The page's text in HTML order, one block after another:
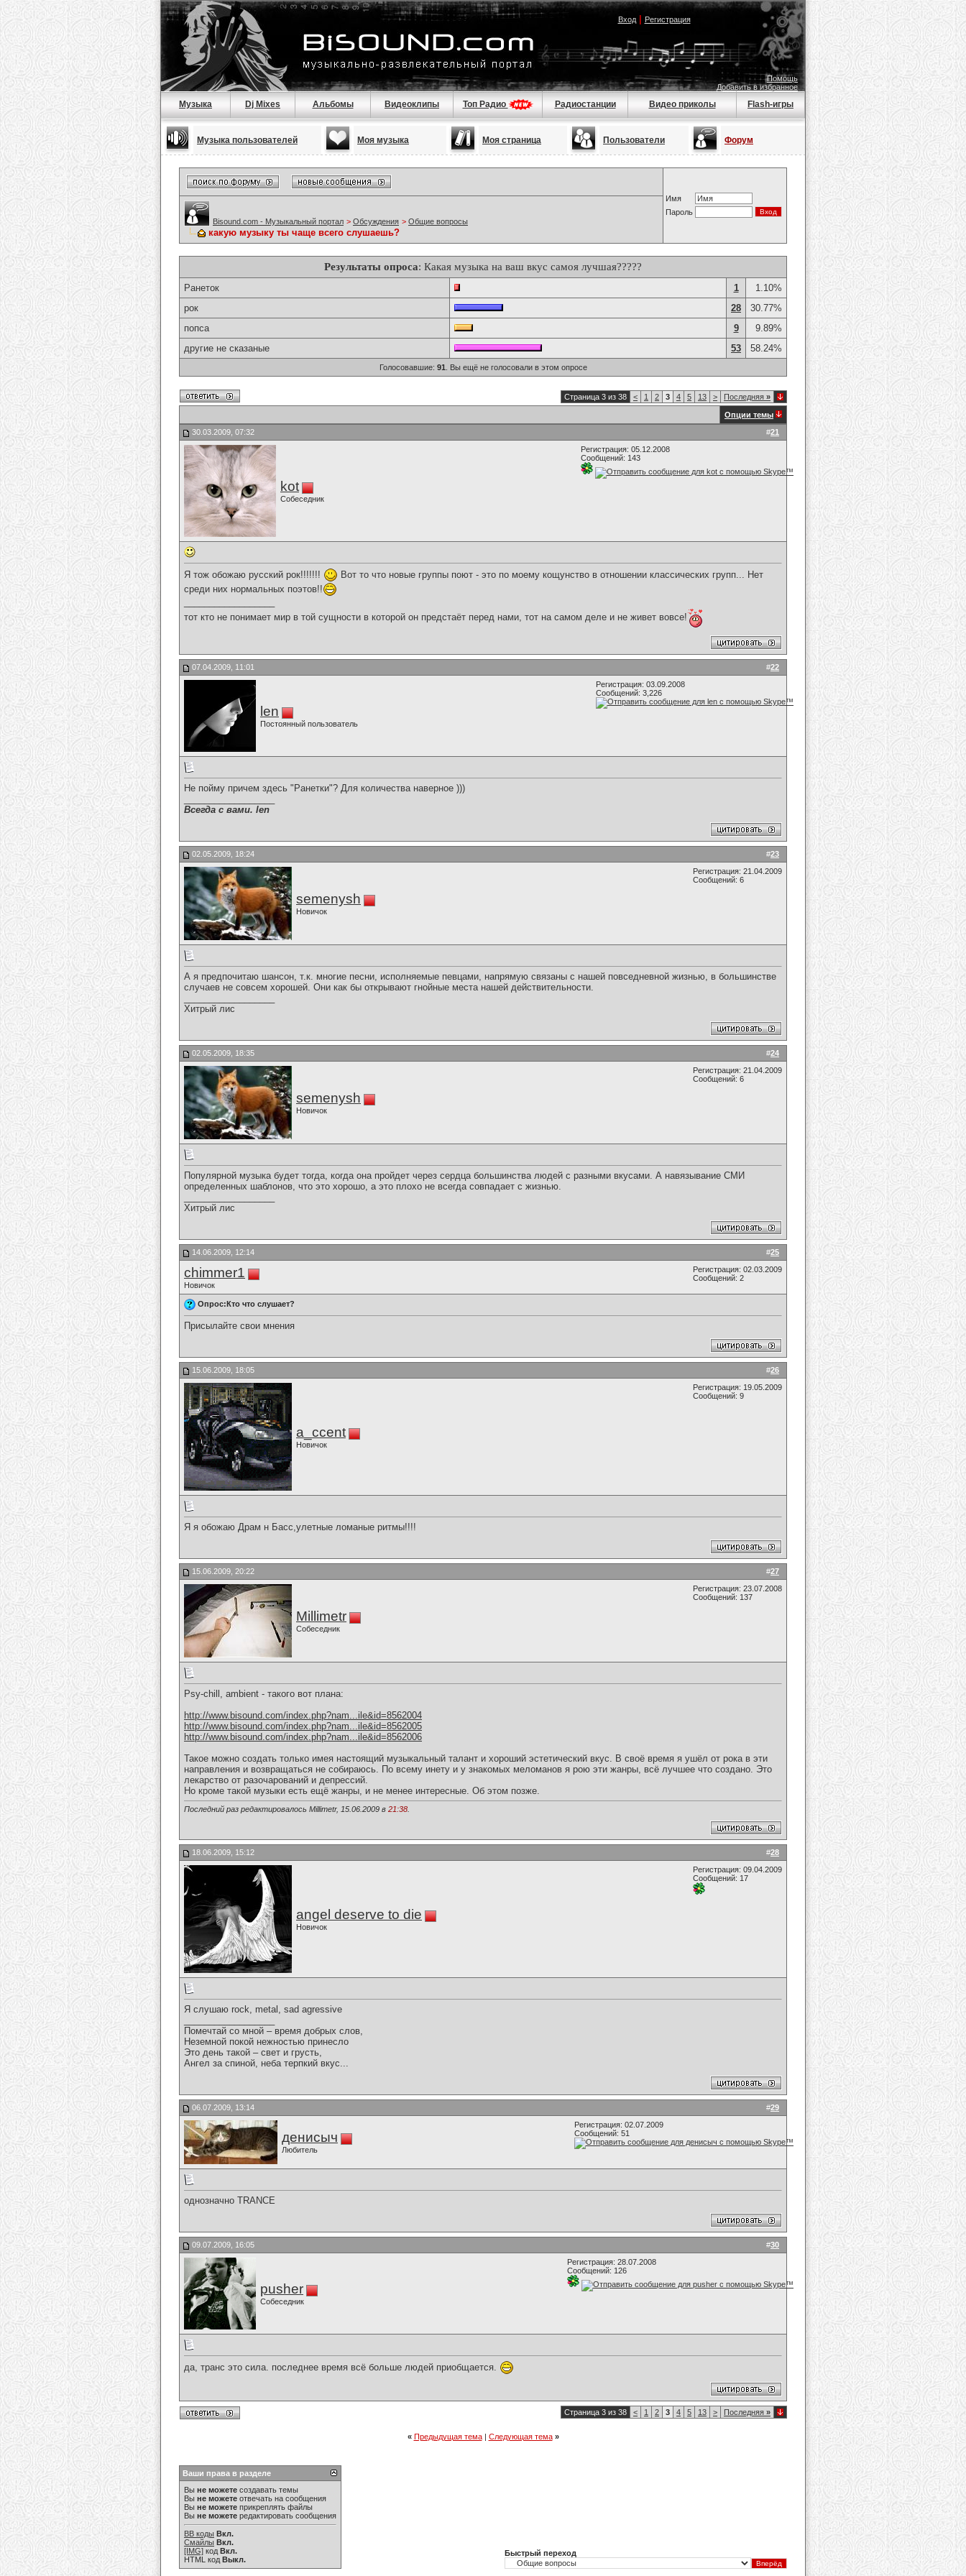
Вход| Регистрация
Помощь
Добавить в избранное
Музыка Dj Mixes Альбомы Видеоклипы Топ Радио Радиостанции Видео приколы Flash-игры
Музыка пользователей Моя музыка Моя страница Пользователи Форум
Имя
Пароль
Bisound.com - Музыкальный портал > Обсуждения > Общие вопросы
какую музыку ты чаще всего слушаешь?
Результаты опроса: Какая музыка на ваш вкус самоя лучшая?????
Ранеток 1
1.10%
рок
28
30.77%
попса
9
9.89%
другие не сказаные
53 58.24%
Голосовавшие: 91 . Вы ещё не голосовали в этом опросе
Страница 3 из 38 < 1 2 3 4 5 13 > Последняя »
Опции темы
#21
30.03.2009, 07:32
kot
Собеседник
Регистрация: 05.12.2008
Сообщений: 143
Я тож обожаю русский рок!!!!!!!
Вот то что новые группы поют - это по моему кощунство в отношении классических групп... Нет
среди них нормальных поэтов!!
тот кто не понимает мир в той сущности в которой он предстаёт перед нами, тот на самом деле и не живет вовсе!
#22
07.04.2009, 11:01
len
Постоянный пользователь
Регистрация: 03.09.2008
Сообщений: 3,226
Не пойму причем здесь "Ранетки"? Для количества наверное )))
Всегда с вами. len
#23
02.05.2009, 18:24
semenysh
Новичок
Регистрация: 21.04.2009
Сообщений: 6
А я предпочитаю шансон, т.к. многие песни, исполняемые певцами, напрямую связаны с нашей повседневной жизнью, в большинстве
случаев не совсем хорошей. Они как бы открывают гнойные места нашей действительности.
Хитрый лис
#24
02.05.2009, 18:35
semenysh
Новичок
Регистрация: 21.04.2009
Сообщений: 6
Популярной музыка будет тогда, когда она пройдет через сердца большинства людей с разными вкусами. А навязывание СМИ
определенных шаблонов, что это хорошо, а это плохо не всегда совпадает с жизнью.
Хитрый лис
#25
14.06.2009, 12:14
chimmer1
Новичок
Регистрация: 02.03.2009
Сообщений: 2
Опрос:Кто что слушает?
Присылайте свои мнения
#26
15.06.2009, 18:05
a_ccent
Новичок
Регистрация: 19.05.2009
Сообщений: 9
Я я обожаю Драм н Басс,улетные ломаные ритмы!!!!
#27
15.06.2009, 20:22
Millimetr
Собеседник
Регистрация: 23.07.2008
Сообщений: 137
Psy-chill, ambient - такого вот плана:
http://www.bisound.com/index.php?nam...ile&id=8562004
http://www.bisound.com/index.php?nam...ile&id=8562005
http://www.bisound.com/index.php?nam...ile&id=8562006
Такое можно создать только имея настоящий музыкальный талант и хороший эстетический вкус. В своё время я ушёл от рока в эти
направления и возвращаться не собираюсь. По всему инету и у знакомых меломанов я рою эти жанры, всё лучшее что создано. Это
лекарство от разочарований и депрессий.
Но кроме такой музыки есть ещё жанры, и не менее интересные. Об этом позже.
Последний раз редактировалось Millimetr, 15.06.2009 в 21:38
#28
18.06.2009, 15:12
angel deserve to die
Новичок
Регистрация: 09.04.2009
Сообщений: 17
Я слушаю rock, metal, sad agressive
Помечтай со мной – время добрых слов,
Неземной покой нежностью принесло
Это день такой – свет и грусть,
Ангел за спиной, неба терпкий вкус...
#29
06.07.2009, 13:14
денисыч
Любитель
Регистрация: 02.07.2009
Сообщений: 51
однозначно TRANCE
#30
09.07.2009, 16:05
pusher
Собеседник
Регистрация: 28.07.2008
Сообщений: 126
да, транс это сила. последнее время всё больше людей приобщается.
Страница 3 из 38 < 1 2 3 4 5 13 > Последняя »
« Предыдущая тема| Следующая тема »
Ваши права в разделе
Вы не можете создавать темы
Вы не можете отвечать на сообщения
Вы не можете прикреплять файлы
Вы не можете редактировать сообщения
BB коды Вкл.
Смайлы Вкл.
[IMG] код Вкл.
HTML код Выкл.
Быстрый переход